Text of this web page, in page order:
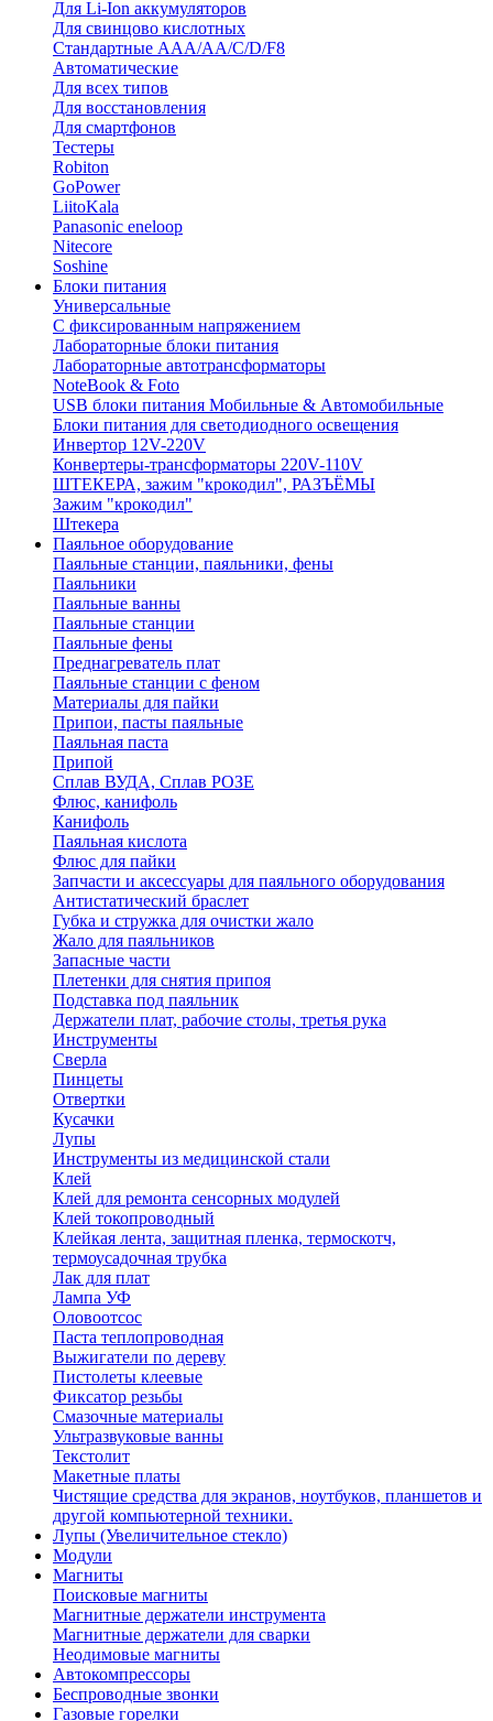
Для Li-Ion аккумуляторов
Для свинцово кислотных
Стандартные ААА/АА/С/D/F8
Автоматические
Для всех типов
Для восстановления
Для смартфонов
Тестеры
Robiton
GoPower
LiitoKala
Panasonic eneloop
Nitecore
Soshine
Блоки питания
Универсальные
C фиксированным напряжением
Лабораторные блоки питания
Лабораторные автотрансформаторы
NoteBook & Foto
USB блоки питания Мобильные & Автомобильные
Блоки питания для светодиодного освещения
Инвертор 12V-220V
Конвертеры-трансформаторы 220V-110V
ШТЕКЕРА, зажим "крокодил", РАЗЪЁМЫ
Зажим "крокодил"
Штекера
Паяльное оборудование
Паяльные станции, паяльники, фены
Паяльники
Паяльные ванны
Паяльные станции
Паяльные фены
Преднагреватель плат
Паяльные станции с феном
Материалы для пайки
Припои, пасты паяльные
Паяльная паста
Припой
Сплав ВУДА, Сплав РОЗЕ
Флюс, канифоль
Канифоль
Паяльная кислота
Флюс для пайки
Запчасти и аксессуары для паяльного оборудования
Антистатический браслет
Губка и стружка для очистки жало
Жало для паяльников
Запасные части
Плетенки для снятия припоя
Подставка под паяльник
Держатели плат, рабочие столы, третья рука
Инструменты
Сверла
Пинцеты
Отвертки
Кусачки
Лупы
Инструменты из медицинской стали
Клей
Клей для ремонта сенсорных модулей
Клей токопроводный
Клейкая лента, защитная пленка, термоскотч,
термоусадочная трубка
Лак для плат
Лампа УФ
Оловоотсос
Паста теплопроводная
Выжигатели по дереву
Пистолеты клеевые
Фиксатор резьбы
Смазочные материалы
Ультразвуковые ванны
Текстолит
Макетные платы
Чистящие средства для экранов, ноутбуков, планшетов и
другой компьютерной техники.
Лупы (Увеличительное стекло)
Модули
Магниты
Поисковые магниты
Магнитные держатели инструмента
Магнитные держатели для сварки
Неодимовые магниты
Автокомпрессоры
Беспроводные звонки
Газовые горелки